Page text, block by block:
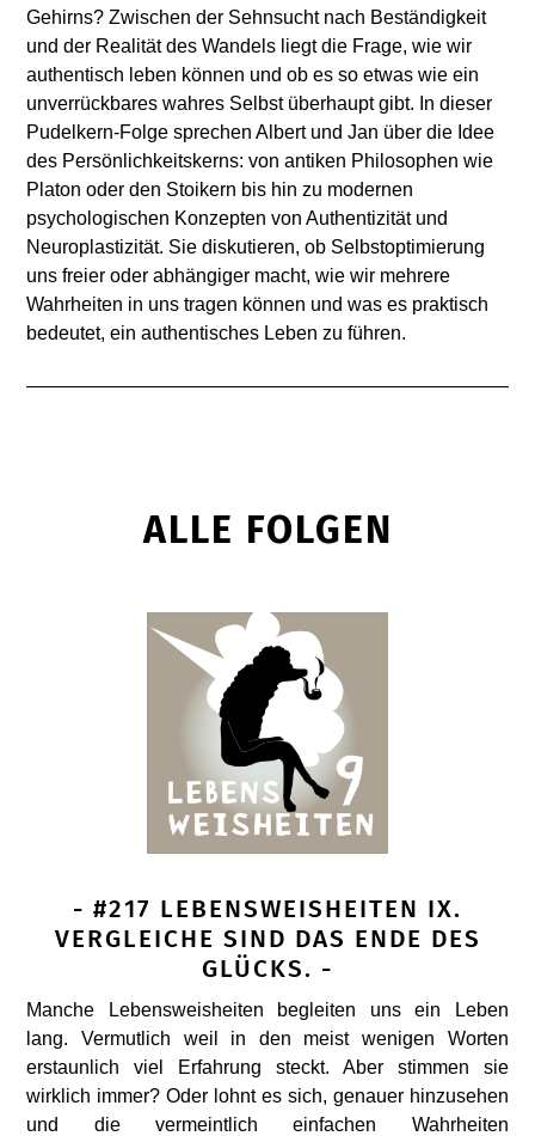
Gehirns? Zwischen der Sehnsucht nach Beständigkeit
und der Realität des Wandels liegt die Frage, wie wir
authentisch leben können und ob es so etwas wie ein
unverrückbares wahres Selbst überhaupt gibt. In dieser
Pudelkern-Folge sprechen Albert und Jan über die Idee
des Persönlichkeitskerns: von antiken Philosophen wie
Platon oder den Stoikern bis hin zu modernen
psychologischen Konzepten von Authentizität und
Neuroplastizität. Sie diskutieren, ob Selbstoptimierung
uns freier oder abhängiger macht, wie wir mehrere
Wahrheiten in uns tragen können und was es praktisch
bedeutet, ein authentisches Leben zu führen.
ALLE FOLGEN
- #217 LEBENSWEISHEITEN IX.
VERGLEICHE SIND DAS ENDE DES
GLÜCKS. -
Manche Lebensweisheiten begleiten uns ein Leben
lang. Vermutlich weil in den meist wenigen Worten
erstaunlich viel Erfahrung steckt. Aber stimmen sie
wirklich immer? Oder lohnt es sich, genauer hinzusehen
und die vermeintlich einfachen Wahrheiten